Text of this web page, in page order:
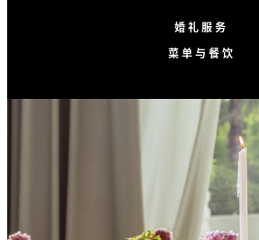
婚礼服务
菜单与餐饮